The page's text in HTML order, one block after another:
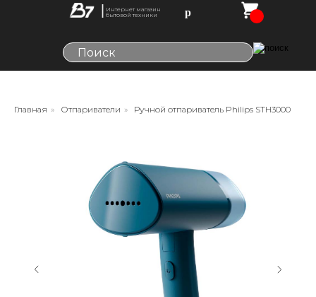
Интернет магазин
бытовой техники
р
Главная » Отпариватели » Ручной отпариватель Philips STH3000